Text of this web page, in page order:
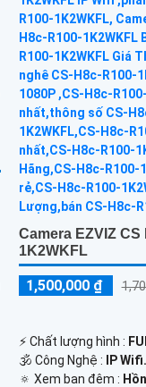
Camera EZVIZ CS
1K2WKFL
1,500,000 ₫
️⚡ Chất lượng hình :
🕉️ Công Nghệ :
IP Wifi.
🔅 Xem ban đêm :